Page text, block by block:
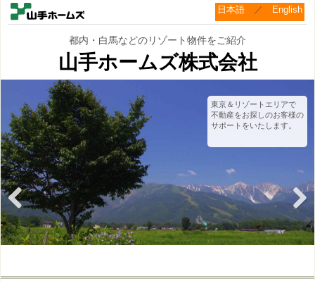
日本語／ English
都内・白馬などのリゾート物件をご紹介
山手ホームズ株式会社
Previous Next
東京＆リゾートエリアで
不動産をお探しのお客様の
サポートをいたします。